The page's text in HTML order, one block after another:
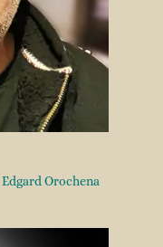
Edgard Orochena